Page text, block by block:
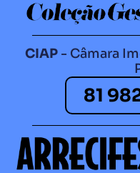
CIAP- Câmara
81